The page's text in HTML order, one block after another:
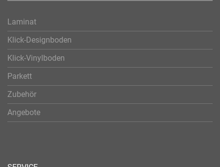
Laminat
Klick-Designboden
Klick-Vinylboden
Parkett
Zubehör
Angebote